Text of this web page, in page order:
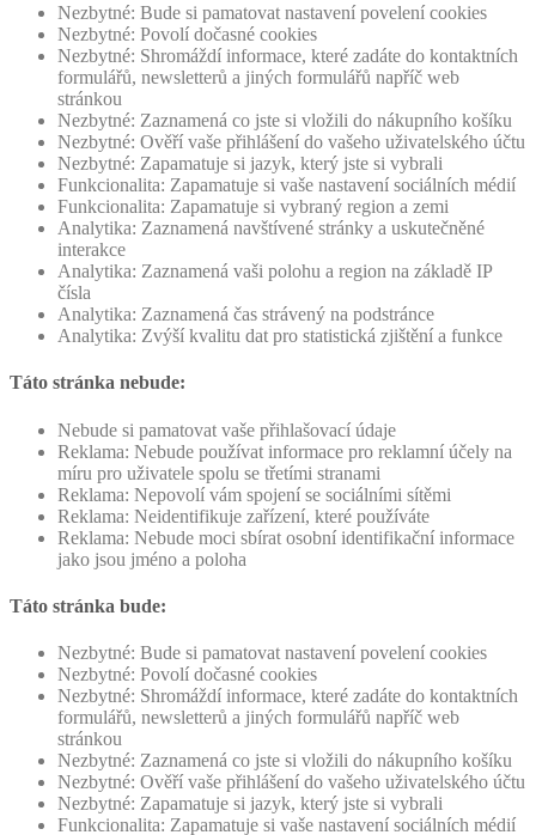
Nezbytné: Bude si pamatovat nastavení povelení cookies
Nezbytné: Povolí dočasné cookies
Nezbytné: Shromáždí informace, které zadáte do kontaktních
formulářů, newsletterů a jiných formulářů napříč web
stránkou
Nezbytné: Zaznamená co jste si vložili do nákupního košíku
Nezbytné: Ověří vaše přihlášení do vašeho uživatelského účtu
Nezbytné: Zapamatuje si jazyk, který jste si vybrali
Funkcionalita: Zapamatuje si vaše nastavení sociálních médií
Funkcionalita: Zapamatuje si vybraný region a zemi
Analytika: Zaznamená navštívené stránky a uskutečněné
interakce
Analytika: Zaznamená vaši polohu a region na základě IP
čísla
Analytika: Zaznamená čas strávený na podstránce
Analytika: Zvýší kvalitu dat pro statistická zjištění a funkce
Táto stránka nebude:
Nebude si pamatovat vaše přihlašovací údaje
Reklama: Nebude používat informace pro reklamní účely na
míru pro uživatele spolu se třetími stranami
Reklama: Nepovolí vám spojení se sociálními sítěmi
Reklama: Neidentifikuje zařízení, které používáte
Reklama: Nebude moci sbírat osobní identifikační informace
jako jsou jméno a poloha
Táto stránka bude:
Nezbytné: Bude si pamatovat nastavení povelení cookies
Nezbytné: Povolí dočasné cookies
Nezbytné: Shromáždí informace, které zadáte do kontaktních
formulářů, newsletterů a jiných formulářů napříč web
stránkou
Nezbytné: Zaznamená co jste si vložili do nákupního košíku
Nezbytné: Ověří vaše přihlášení do vašeho uživatelského účtu
Nezbytné: Zapamatuje si jazyk, který jste si vybrali
Funkcionalita: Zapamatuje si vaše nastavení sociálních médií